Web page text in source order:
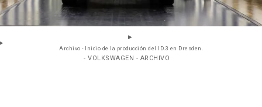
Archivo - Inicio de la producción del ID.3 en Dresden.
- VOLKSWAGEN - ARCHIVO